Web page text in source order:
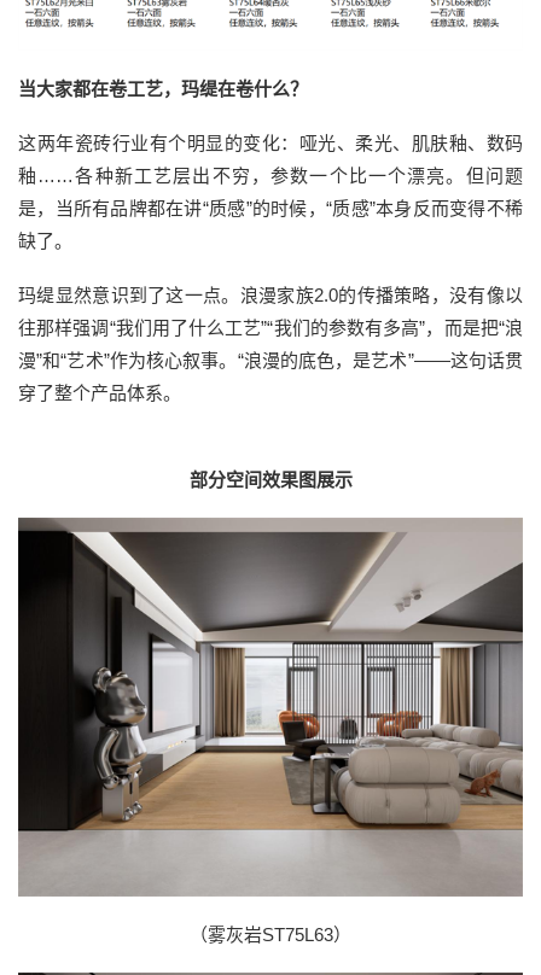
当大家都在卷工艺，玛缇在卷什么？
这两年瓷砖行业有个明显的变化：哑光、柔光、肌肤釉、数码
釉……各种新工艺层出不穷，参数一个比一个漂亮。但问题
是，当所有品牌都在讲“质感”的时候，“质感”本身反而变得不稀
缺了。
玛缇显然意识到了这一点。浪漫家族2.0的传播策略，没有像以
往那样强调“我们用了什么工艺”“我们的参数有多高”，而是把“浪
漫”和“艺术”作为核心叙事。“浪漫的底色，是艺术”——这句话贯
穿了整个产品体系。
部分空间效果图展示
（雾灰岩ST75L63）